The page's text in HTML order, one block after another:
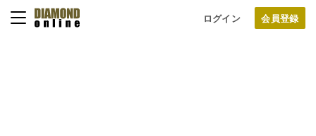
ログイン